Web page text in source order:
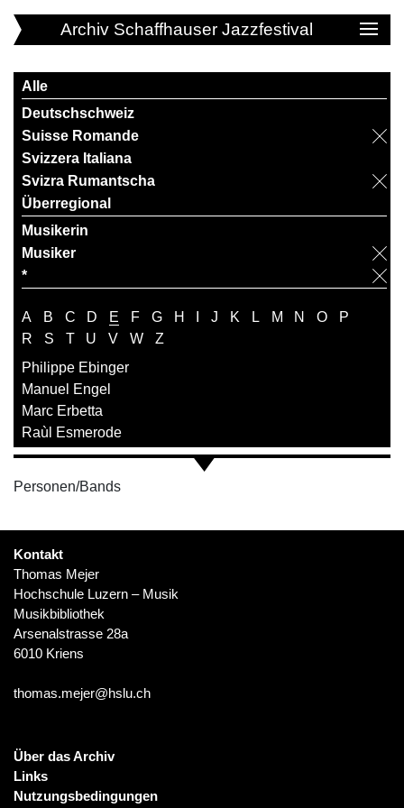
Archiv Schaffhauser Jazzfestival
Alle
Deutschschweiz
Suisse Romande
Svizzera Italiana
Svizra Rumantscha
Überregional
Musikerin
Musiker
*
A B C D E F G H J K L M N O
P
R
S T U V W
Z
Philippe Ebinger
Manuel Engel
Marc Erbetta
Raùl Esmerode
Personen/Bands
Kontakt
Thomas Mejer
Hochschule Luzern – Musik
Musikbibliothek
Arsenalstrasse 28a
6010 Kriens
thomas.mejer@hslu.ch
Über das Archiv
Links
Nutzungsbedingungen